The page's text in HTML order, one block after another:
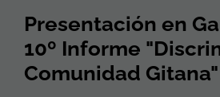
Presentación en
10º Informe
Comunidad Gitana"